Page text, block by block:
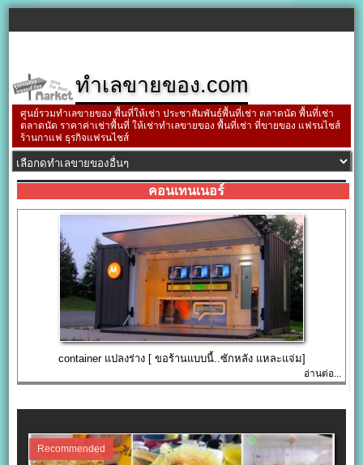
ทำเลขายของ.com
ศูนย์รวมทำเลขายของ พื้นที่ให้เช่า ประชาสัมพันธ์พื้นที่เช่า ตลาดนัด พื้นที่เช่า
ตลาดนัด ราคาค่าเช่าพื้นที่ ให้เช่าทำเลขายของ พื้นที่เช่า ที่ขายของ แฟรนไชส์
ร้านกาแฟ ธุรกิจแฟรนไชส์
คอนเทนเนอร์
container แปลงร่าง [ ขอร้านแบบนี้..ซักหลัง แหละแจ่ม]
อ่านต่อ...
Recommended